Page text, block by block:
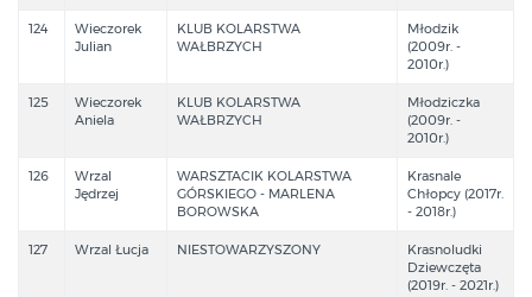
124
Wieczorek
Julian
KLUB KOLARSTWA
WAŁBRZYCH
Młodzik
(2009r. -
2010r.)
125
Wieczorek
Aniela
KLUB KOLARSTWA
WAŁBRZYCH
Młodziczka
(2009r. -
2010r.)
126
Wrzal
Jędrzej
WARSZTACIK KOLARSTWA
GÓRSKIEGO - MARLENA
BOROWSKA
Krasnale
Chłopcy (2017r.
- 2018r.)
127 Wrzal Łucja NIESTOWARZYSZONY
Krasnoludki
Dziewczęta
(2019r. - 2021r.)